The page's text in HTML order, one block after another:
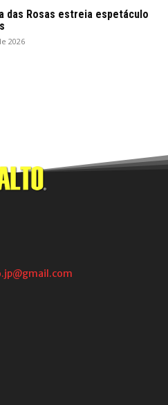
das Rosas estreia espetáculo
2026